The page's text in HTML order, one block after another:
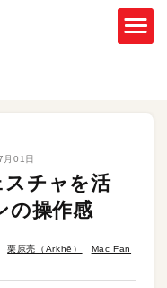
01日
スチャを活
の操作感
栗原亮（Arkhē）
Mac Fan